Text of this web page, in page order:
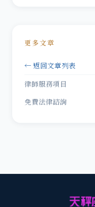
更多文章
← 返回文章列表
律師服務項目
免費法律諮詢